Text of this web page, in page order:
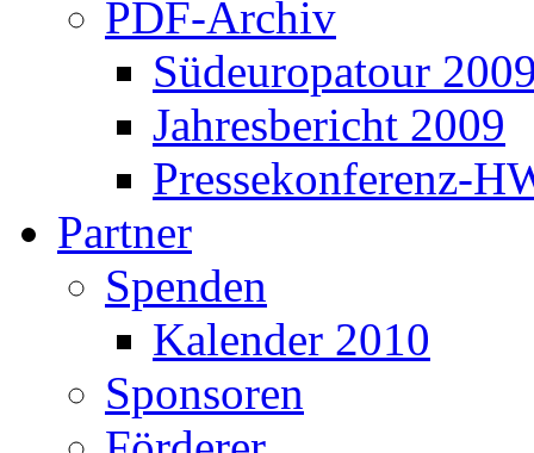
PDF-Archiv
Südeuropatour
Jahresbericht 2009
Pressekonferenz-
Partner
Spenden
Kalender 2010
Sponsoren